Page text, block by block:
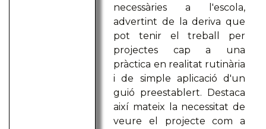
necessàries a l'escola,
advertint de la deriva que
pot tenir el treball per
projectes cap a una
pràctica en realitat rutinària
i de simple aplicació d'un
guió preestablert. Destaca
així mateix la necessitat de
veure el projecte com a